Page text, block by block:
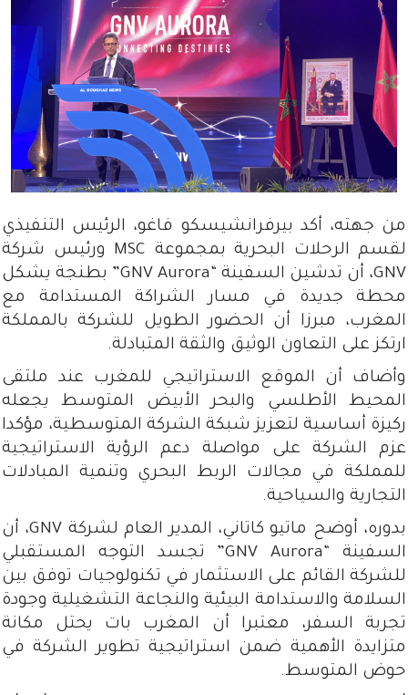
من جهته، أكد بيرفرانشيسكو فاغو، الرئيس التنفيذي
لقسم الرحلات البحرية بمجموعة MSC ورئيس شركة
GNV، أن تدشين السفينة “GNV Aurora” بطنجة يشكل
محطة جديدة في مسار الشراكة المستدامة مع
المغرب، مبرزا أن الحضور الطويل للشركة بالمملكة
ارتكز على التعاون الوثيق والثقة المتبادلة.
وأضاف أن الموقع الاستراتيجي للمغرب عند ملتقى
المحيط الأطلسي والبحر الأبيض المتوسط يجعله
ركيزة أساسية لتعزيز شبكة الشركة المتوسطية، مؤكدا
عزم الشركة على مواصلة دعم الرؤية الاستراتيجية
للمملكة في مجالات الربط البحري وتنمية المبادلات
التجارية والسياحية.
بدوره، أوضح ماتيو كاتاني، المدير العام لشركة GNV، أن
السفينة “GNV Aurora” تجسد التوجه المستقبلي
للشركة القائم على الاستثمار في تكنولوجيات توفق بين
السلامة والاستدامة البيئية والنجاعة التشغيلية وجودة
تجربة السفر، معتبرا أن المغرب بات يحتل مكانة
متزايدة الأهمية ضمن استراتيجية تطوير الشركة في
حوض المتوسط.